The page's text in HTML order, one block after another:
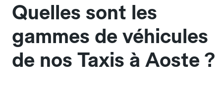
Quelles sont les
gammes de véhicules
de nos Taxis à Aoste ?